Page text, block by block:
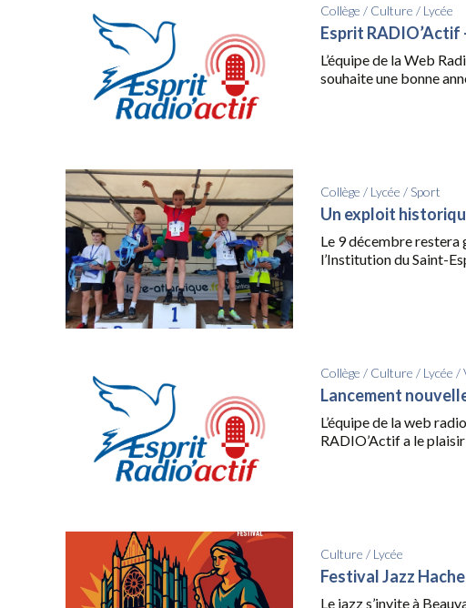
Collège / Culture / Lycée
Esprit RADIO’Actif
L’équipe de la Web
souhaite une bonne
Collège / Lycée / Sport
Un exploit
Le 9 décembre restera
l’Institution du Saint-
Collège / Culture / Lycée /
Lancement
L’équipe de la web
RADIO’Actif a le
Culture / Lycée
Festival Jazz
Le jazz s’invite à